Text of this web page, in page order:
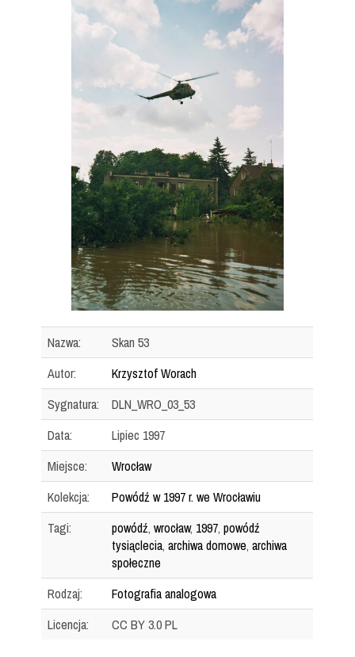
Nazwa:
Skan 53
Autor:
Krzysztof Worach
Sygnatura:
DLN_WRO_03_53
Data:
Lipiec 1997
Miejsce:
Wrocław
Kolekcja:
Powódź w 1997 r. we Wrocławiu
Tagi:
powódź,wrocław, 1997,powódź
tysiąclecia,archiwa domowe,archiwa
społeczne
Rodzaj:
Fotografia analogowa
Licencja:
CC BY 3.0 PL